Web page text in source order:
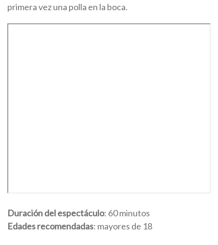
primera vez una polla en la boca.
Duración del espectáculo: 60 minutos
Edades recomendadas: mayores de 18